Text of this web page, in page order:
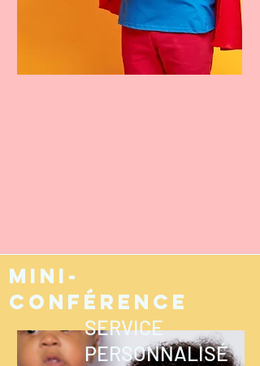
Mini-
conférence
SERVICE
PERSONNALISÉ